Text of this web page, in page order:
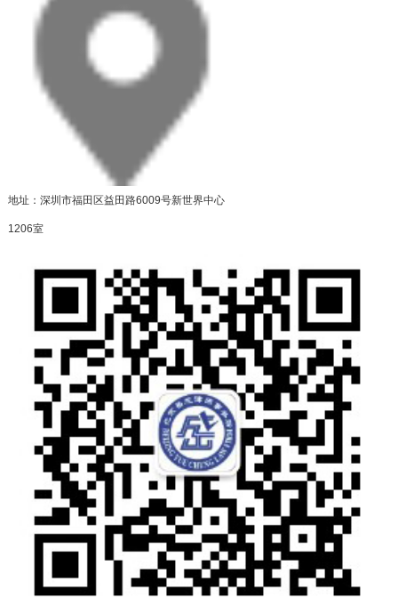
地址：深圳市福田区益田路6009号新世界中心
1206室